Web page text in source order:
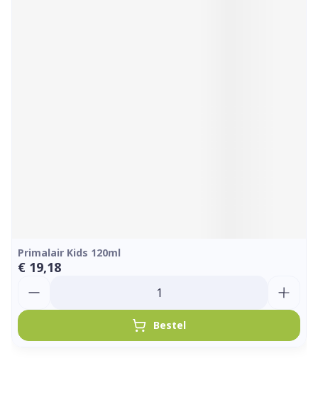
Primalair Kids 120ml
€ 19,18
Bestel